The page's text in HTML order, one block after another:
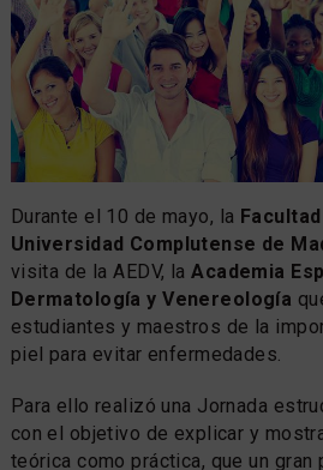
Durante el 10 de mayo, la
Universidad Complutense de
visita de la AEDV, laAcademia
Dermatología y Venereología
estudiantes y maestros de la
piel para evitar enfermedades.
Para ello realizó una Jornada
con el objetivo de explicar y
teórica como práctica, que un gran